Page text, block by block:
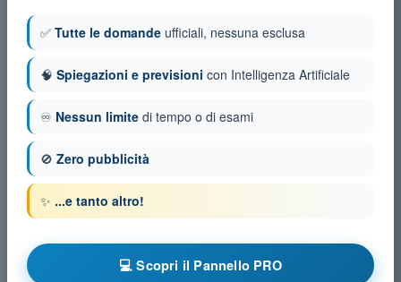
✅ Tutte le domande ufficiali, nessuna esclusa
🧠 Spiegazioni e previsioni con Intelligenza Artificiale
♾️ Nessun limite di tempo o di esami
🚫 Zero pubblicità
✨ ...e tanto altro!
💻 Scopri il Pannello PRO